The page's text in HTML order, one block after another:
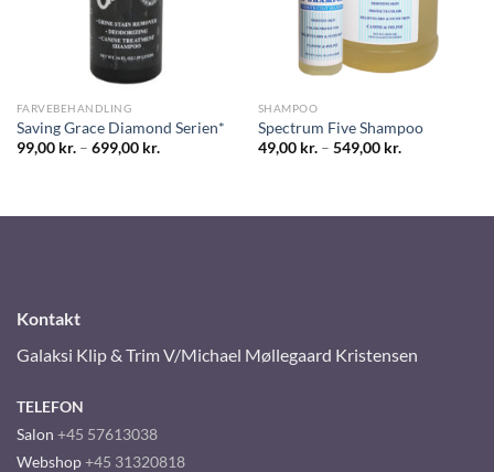
FARVEBEHANDLING
Saving Grace Diamond Serien*
99,00 kr.– 699,00 kr.
SHAMPOO
Spectrum Five Shampoo
49,00 kr.– 549,00 kr.
Kontakt
Galaksi Klip & Trim V/Michael Møllegaard Kristensen
TELEFON
Salon +45 57613038
Webshop+45 31320818